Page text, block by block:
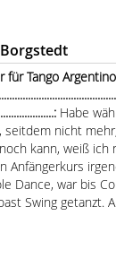
für Tango
Habe
seitdem nicht
kann, weiß
Anfängerkurs
Dance, war bis
Swing getanzt.